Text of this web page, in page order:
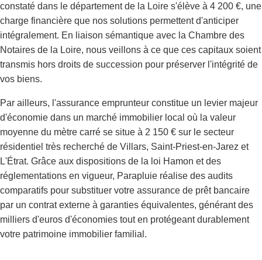
constaté dans le département de la Loire s'élève à 4 200 €, une
charge financière que nos solutions permettent d'anticiper
intégralement. En liaison sémantique avec la Chambre des
Notaires de la Loire, nous veillons à ce que ces capitaux soient
transmis hors droits de succession pour préserver l'intégrité de
vos biens.
Par ailleurs, l'assurance emprunteur constitue un levier majeur
d'économie dans un marché immobilier local où la valeur
moyenne du mètre carré se situe à 2 150 € sur le secteur
résidentiel très recherché de Villars, Saint-Priest-en-Jarez et
L'Étrat. Grâce aux dispositions de la loi Hamon et des
réglementations en vigueur, Parapluie réalise des audits
comparatifs pour substituer votre assurance de prêt bancaire
par un contrat externe à garanties équivalentes, générant des
milliers d'euros d'économies tout en protégeant durablement
votre patrimoine immobilier familial.